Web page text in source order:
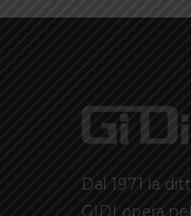
Dal 1971 la
GIDI opera